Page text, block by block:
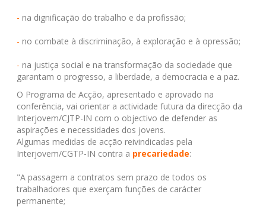
- na dignificação do trabalho e da profissão;
- no combate à discriminação, à exploração e à opressão;
- na justiça social e na transformação da sociedade que
garantam o progresso, a liberdade, a democracia e a paz.
O Programa de Acção, apresentado e aprovado na
conferência, vai orientar a actividade futura da direcção da
Interjovem/CJTP-IN com o objectivo de defender as
aspirações e necessidades dos jovens.
Algumas medidas de acção reivindicadas pela
Interjovem/CGTP-IN contra a precariedade:
"A passagem a contratos sem prazo de todos os
trabalhadores que exerçam funções de carácter
permanente;